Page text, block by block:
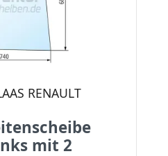
RENAULT
mit 2